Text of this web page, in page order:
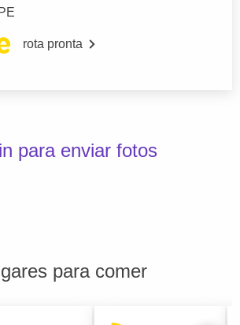
rota pronta
para enviar fotos
para comer